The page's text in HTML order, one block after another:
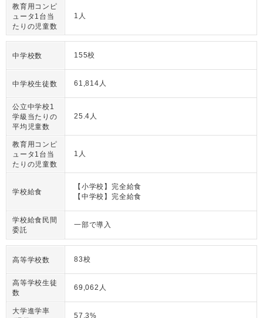
教育用コンピ
ュータ1台当
たりの児童数
1人
中学校数 155校
中学校生徒数 61,814人
公立中学校1
学級当たりの
平均児童数
25.4人
教育用コンピ
ュータ1台当
たりの児童数
1人
学校給食
【小学校】完全給食
【中学校】完全給食
学校給食民間
委託
一部で導入
高等学校数 83校
高等学校生徒
数
69,062人
大学進学率
57.3%